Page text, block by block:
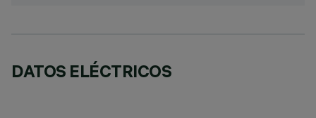
DATOS ELÉCTRICOS